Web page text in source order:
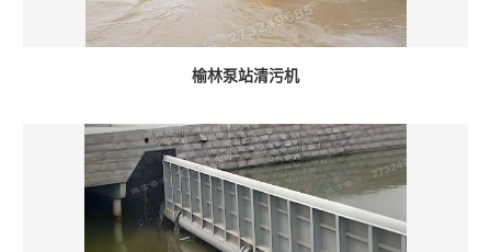
榆林泵站清污机